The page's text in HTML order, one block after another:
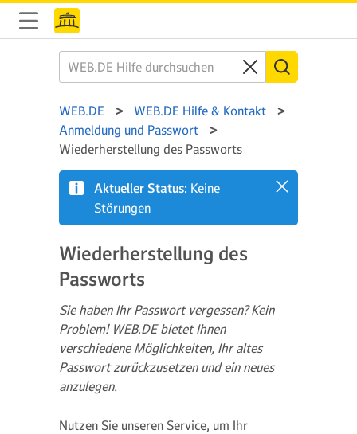
WEB.DE
WEB.DE Hilfe & Kontakt
Anmeldung und Passwort
Wiederherstellung des Passworts
Aktueller Status: Keine
Störungen
Wiederherstellung des
Passworts
Sie haben Ihr Passwort vergessen? Kein
Problem! WEB.DE bietet Ihnen
verschiedene Möglichkeiten, Ihr altes
Passwort zurückzusetzen und ein neues
anzulegen.
Nutzen Sie unseren Service, um Ihr